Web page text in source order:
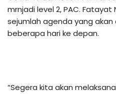
mrnjadi level 2, PAC.
sejumlah agenda yang akan
beberapa hari ke depan.
“Segera kita akan